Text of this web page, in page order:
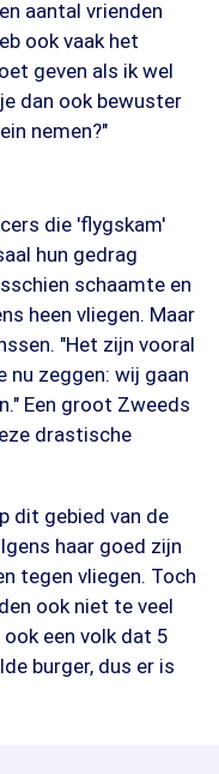
aantal vrienden
ook vaak het
geven als ik wel
dan ook bewuster
nemen?"
die 'flygskam'
hun gedrag
schaamte en
heen vliegen. Maar
"Het zijn vooral
zeggen: wij gaan
Een groot Zweeds
drastische
dit gebied van de
haar goed zijn
tegen vliegen. Toch
ook niet te veel
een volk dat 5
burger, dus er is